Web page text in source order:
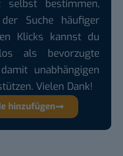
bestimmen,
Suche häufiger
Klicks kannst du
als bevorzugte
unabhängigen
Vielen Dank!
hinzufügen